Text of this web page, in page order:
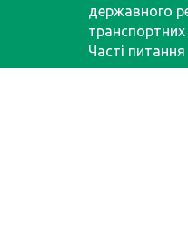
державного
транспортних
Часті питання